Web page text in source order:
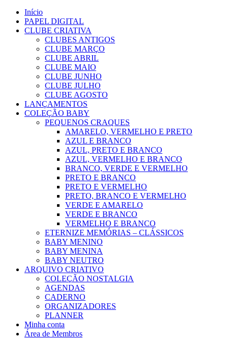
Início
PAPEL DIGITAL
CLUBE CRIATIVA
CLUBES ANTIGOS
CLUBE MARÇO
CLUBE ABRIL
CLUBE MAIO
CLUBE JUNHO
CLUBE JULHO
CLUBE AGOSTO
LANÇAMENTOS
COLEÇÃO BABY
PEQUENOS CRAQUES
AMARELO, VERMELHO E PRETO
AZUL E BRANCO
AZUL, PRETO E BRANCO
AZUL, VERMELHO E BRANCO
BRANCO, VERDE E VERMELHO
PRETO E BRANCO
PRETO E VERMELHO
PRETO, BRANCO E VERMELHO
VERDE E AMARELO
VERDE E BRANCO
VERMELHO E BRANCO
ETERNIZE MEMÓRIAS – CLÁSSICOS
BABY MENINO
BABY MENINA
BABY NEUTRO
ARQUIVO CRIATIVO
COLEÇÃO NOSTALGIA
AGENDAS
CADERNO
ORGANIZADORES
PLANNER
Minha conta
Área de Membros